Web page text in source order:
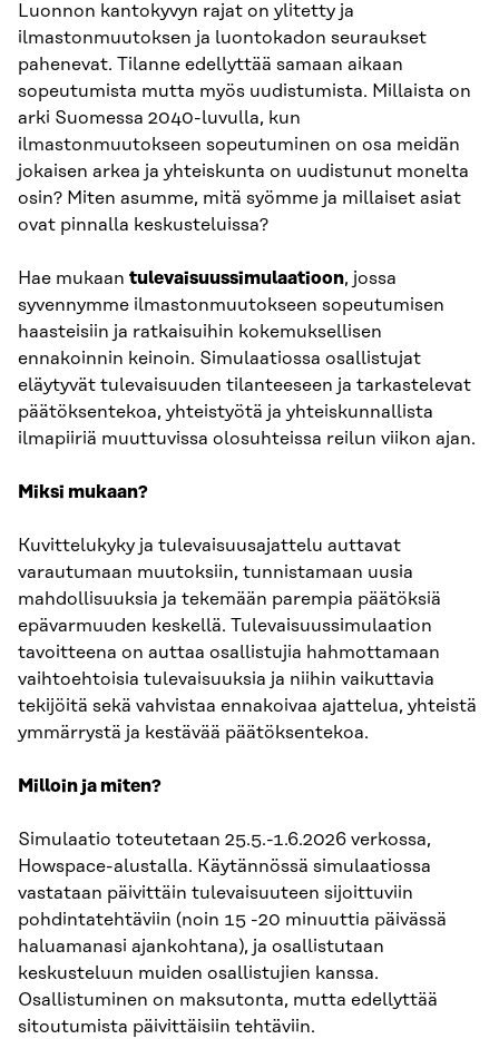
Luonnon kantokyvyn rajat on ylitetty ja
ilmastonmuutoksen ja luontokadon seuraukset
pahenevat. Tilanne edellyttää samaan aikaan
sopeutumista mutta myös uudistumista. Millaista on
arki Suomessa 2040-luvulla, kun
ilmastonmuutokseen sopeutuminen on osa meidän
jokaisen arkea ja yhteiskunta on uudistunut monelta
osin? Miten asumme, mitä syömme ja millaiset asiat
ovat pinnalla keskusteluissa?
Hae mukaan tulevaisuussimulaatioon, jossa
syvennymme ilmastonmuutokseen sopeutumisen
haasteisiin ja ratkaisuihin kokemuksellisen
ennakoinnin keinoin. Simulaatiossa osallistujat
eläytyvät tulevaisuuden tilanteeseen ja tarkastelevat
päätöksentekoa, yhteistyötä ja yhteiskunnallista
ilmapiiriä muuttuvissa olosuhteissa reilun viikon ajan.
Miksi mukaan?
Kuvittelukyky ja tulevaisuusajattelu auttavat
varautumaan muutoksiin, tunnistamaan uusia
mahdollisuuksia ja tekemään parempia päätöksiä
epävarmuuden keskellä. Tulevaisuussimulaation
tavoitteena on auttaa osallistujia hahmottamaan
vaihtoehtoisia tulevaisuuksia ja niihin vaikuttavia
tekijöitä sekä vahvistaa ennakoivaa ajattelua, yhteistä
ymmärrystä ja kestävää päätöksentekoa.
Milloin ja miten?
Simulaatio toteutetaan 25.5.-1.6.2026 verkossa,
Howspace-alustalla. Käytännössä simulaatiossa
vastataan päivittäin tulevaisuuteen sijoittuviin
pohdintatehtäviin (noin 15 -20 minuuttia päivässä
haluamanasi ajankohtana), ja osallistutaan
keskusteluun muiden osallistujien kanssa.
Osallistuminen on maksutonta, mutta edellyttää
sitoutumista päivittäisiin tehtäviin.